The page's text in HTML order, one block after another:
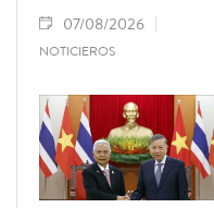
07/08/2026
NOTICIEROS